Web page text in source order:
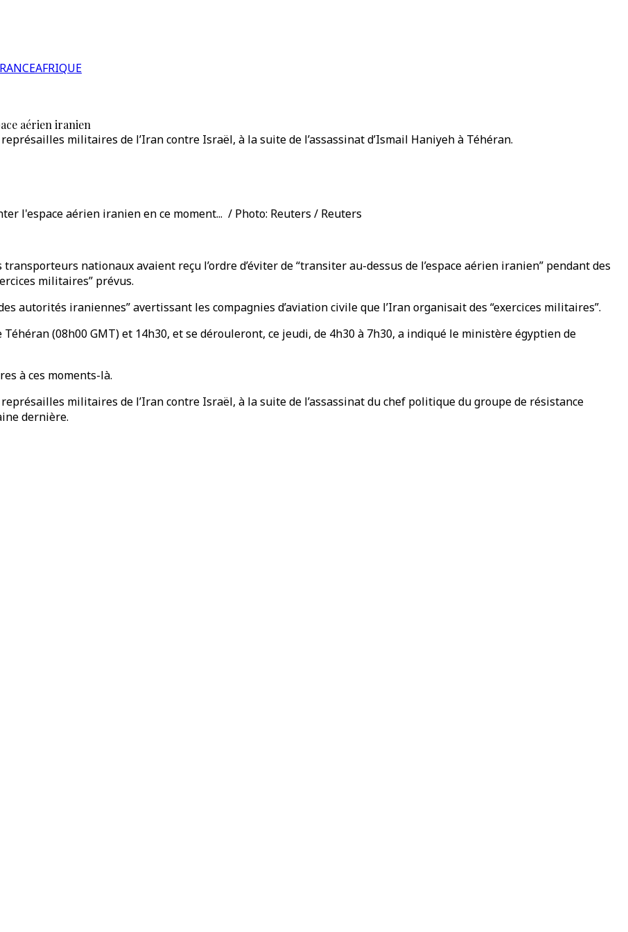
AFRIQUE
aérien iranien
militaires de l’Iran contre Israël, à la suite de l’assassinat d’Ismail Haniyeh à Téhéran.
l'espace aérien iranien en ce moment... / Photo: Reuters / Reuters
nationaux avaient reçu l’ordre d’éviter de “transiter au-dessus de l’espace aérien iranien” pendant des
militaires” prévus.
autorités iraniennes” avertissant les compagnies d’aviation civile que l’Iran organisait des “exercices militaires”.
(08h00 GMT) et 14h30, et se dérouleront, ce jeudi, de 4h30 à 7h30, a indiqué le ministère égyptien de
à ces moments-là.
militaires de l’Iran contre Israël, à la suite de l’assassinat du chef politique du groupe de résistance
dernière.